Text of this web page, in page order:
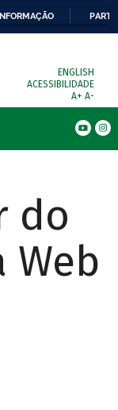
ENGLISH
ACESSIBILIDADE
A+ A-
do
Web